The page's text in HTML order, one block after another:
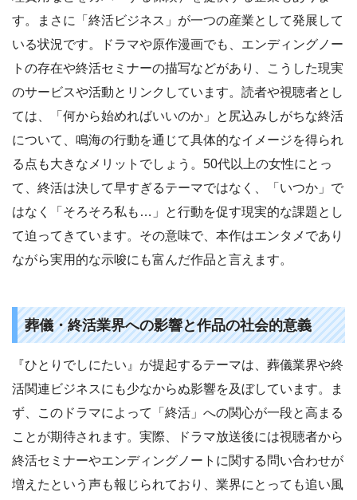
す。まさに「終活ビジネス」が一つの産業として発展して
いる状況です。ドラマや原作漫画でも、エンディングノー
トの存在や終活セミナーの描写などがあり、こうした現実
のサービスや活動とリンクしています。読者や視聴者とし
ては、「何から始めればいいのか」と尻込みしがちな終活
について、鳴海の行動を通じて具体的なイメージを得られ
る点も大きなメリットでしょう。50代以上の女性にとっ
て、終活は決して早すぎるテーマではなく、「いつか」で
はなく「そろそろ私も…」と行動を促す現実的な課題とし
て迫ってきています。その意味で、本作はエンタメであり
ながら実用的な示唆にも富んだ作品と言えます。
葬儀・終活業界への影響と作品の社会的意義
『ひとりでしにたい』が提起するテーマは、葬儀業界や終
活関連ビジネスにも少なからぬ影響を及ぼしています。ま
ず、このドラマによって「終活」への関心が一段と高まる
ことが期待されます。実際、ドラマ放送後には視聴者から
終活セミナーやエンディングノートに関する問い合わせが
増えたという声も報じられており、業界にとっても追い風